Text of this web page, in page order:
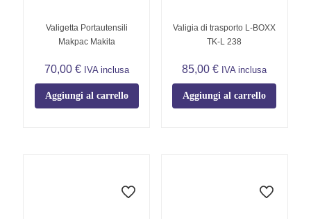
Valigetta Portautensili
Makpac Makita
70,00 € IVA inclusa
Aggiungi al carrello
Valigia di trasporto L-BOXX
TK-L 238
85,00€ IVA inclusa
Aggiungi al carrello